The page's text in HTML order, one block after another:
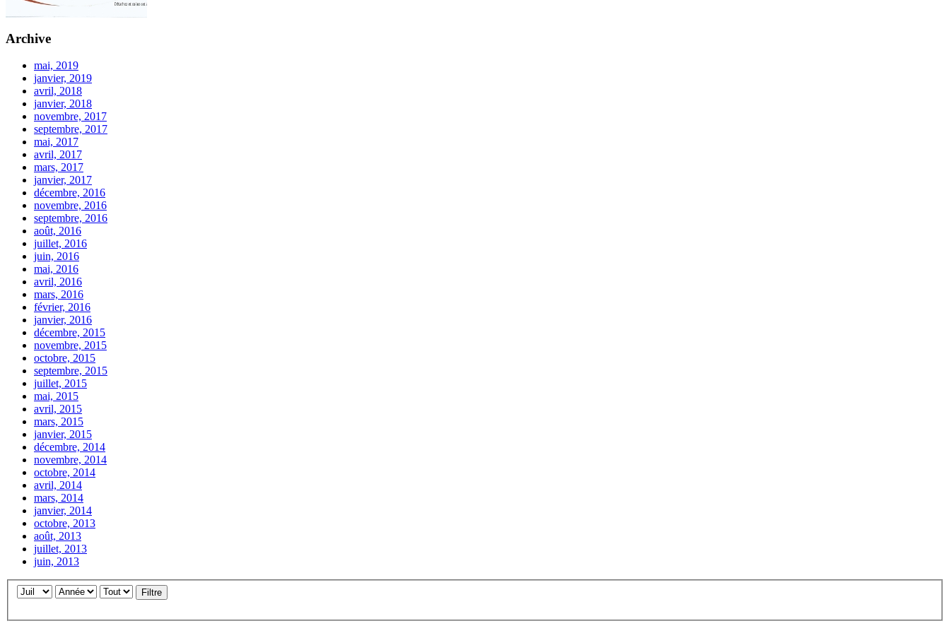
Archive
mai, 2019
janvier, 2019
avril, 2018
janvier, 2018
novembre, 2017
septembre, 2017
mai, 2017
avril, 2017
mars, 2017
janvier, 2017
décembre, 2016
novembre, 2016
septembre, 2016
août, 2016
juillet, 2016
juin, 2016
mai, 2016
avril, 2016
mars, 2016
février, 2016
janvier, 2016
décembre, 2015
novembre, 2015
octobre, 2015
septembre, 2015
juillet, 2015
mai, 2015
avril, 2015
mars, 2015
janvier, 2015
décembre, 2014
novembre, 2014
octobre, 2014
avril, 2014
mars, 2014
janvier, 2014
octobre, 2013
août, 2013
juillet, 2013
juin, 2013
Filtre